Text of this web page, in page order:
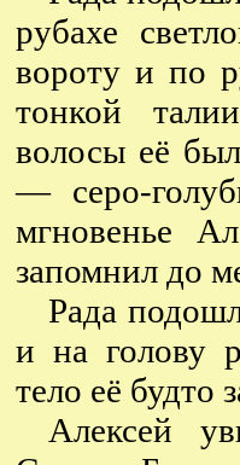
рубахе
вороту и по
тонкой
волосы её
— серо-
мгновенье
запомнил до
Рада
и на голову
тело её будто
Алексей